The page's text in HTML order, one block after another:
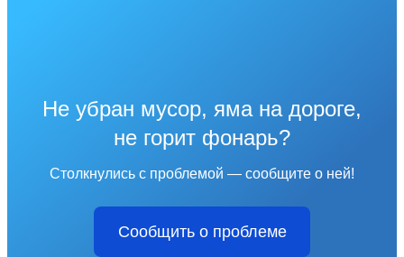
Не убран мусор, яма на дороге,
не горит фонарь?
Столкнулись с проблемой — сообщите о ней!
Сообщить о проблеме